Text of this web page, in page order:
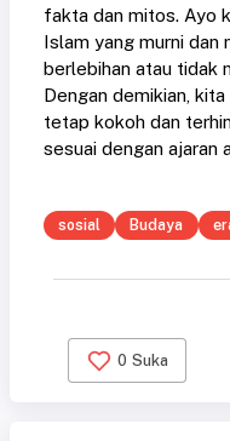
fakta dan mitos. Ayo
Islam yang murni dan
berlebihan atau tidak
Dengan demikian,
tetap kokoh dan
sesuai dengan ajaran
sosial Budaya
0 Suka